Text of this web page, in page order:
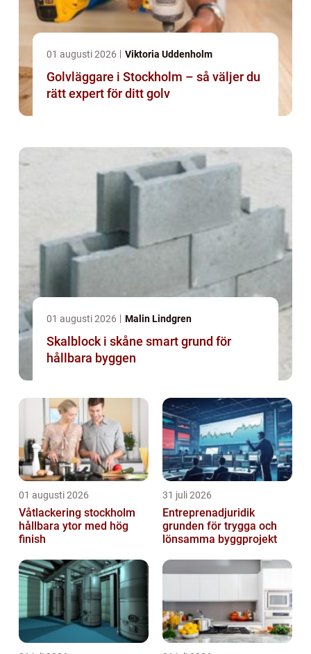
01 augusti 2026 Viktoria Uddenholm
Golvläggare i Stockholm – så väljer du
rätt expert för ditt golv
01 augusti 2026 Malin Lindgren
Skalblock i skåne smart grund för
hållbara byggen
01 augusti 2026
Våtlackering stockholm
hållbara ytor med hög
finish
31 juli 2026
Entreprenadjuridik
grunden för trygga och
lönsamma byggprojekt